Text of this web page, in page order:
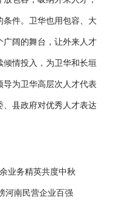
条件。卫华也用包容、大
广阔的舞台，让外来人才
情投入，为卫华和长垣
为卫华高层次人才代表
县政府对优秀人才表达
业务精英共度中秋
河南民营企业百强